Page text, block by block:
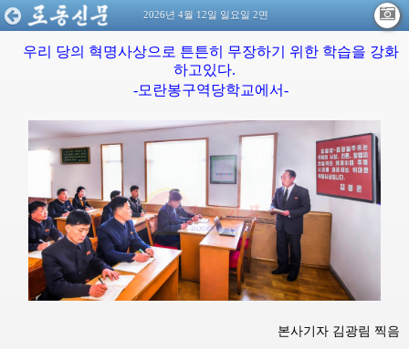
2026년 4월 12일 일요일 2면
우리 당의 혁명사상으로 튼튼히 무장하기 위한 학습을 강화
하고있다.
-모란봉구역당학교에서-
본사기자 김광림 찍음